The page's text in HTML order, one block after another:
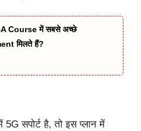
Course में सबसे अच्छे
मिलते हैं?
सपोर्ट है, तो इस प्लान में